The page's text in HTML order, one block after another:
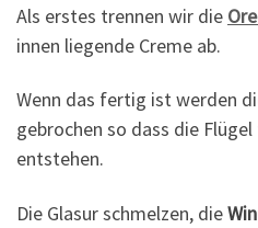
Als erstes trennen wir die
innen liegende Creme ab.
Wenn das fertig ist werden
gebrochen so dass die
entstehen.
Die Glasur schmelzen, die